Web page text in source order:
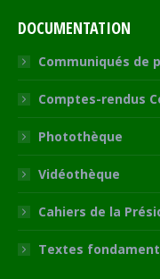
DOCUMENTATION
Communiqués de
Comptes-rendus
Photothèque
Vidéothèque
Cahiers de la
Textes